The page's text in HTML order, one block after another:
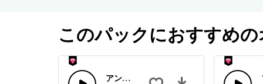
このパックにおすすめ
アンビエントシネマ ダブステップ Vol.2